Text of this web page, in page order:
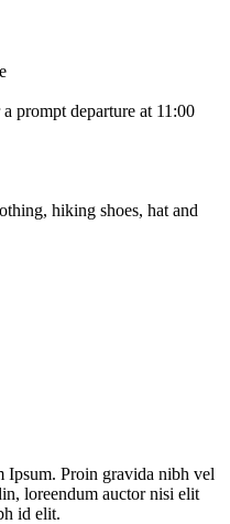
prompt departure at 11:00
hiking shoes, hat and
Ipsum. Proin gravida nibh vel
loreendum auctor nisi elit
id elit.